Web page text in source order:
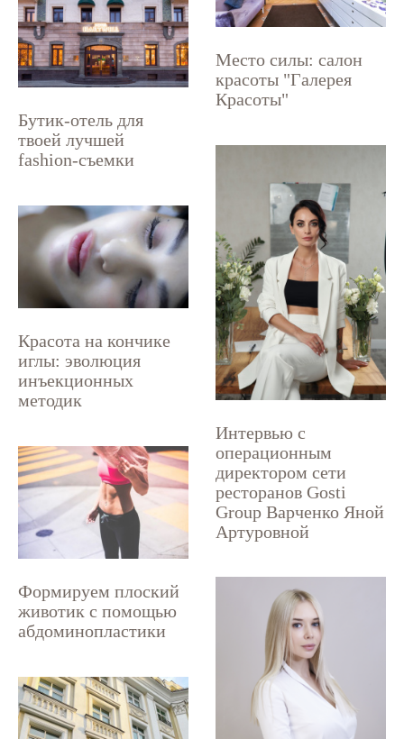
Место силы: салон
красоты "Галерея
Красоты"
Бутик-отель для
твоей лучшей
fashion-съемки
Интервью с
операционным
директором сети
ресторанов Gosti
Group Варченко Яной
Артуровной
Красота на кончике
иглы: эволюция
инъекционных
методик
Формируем плоский
животик с помощью
абдоминопластики